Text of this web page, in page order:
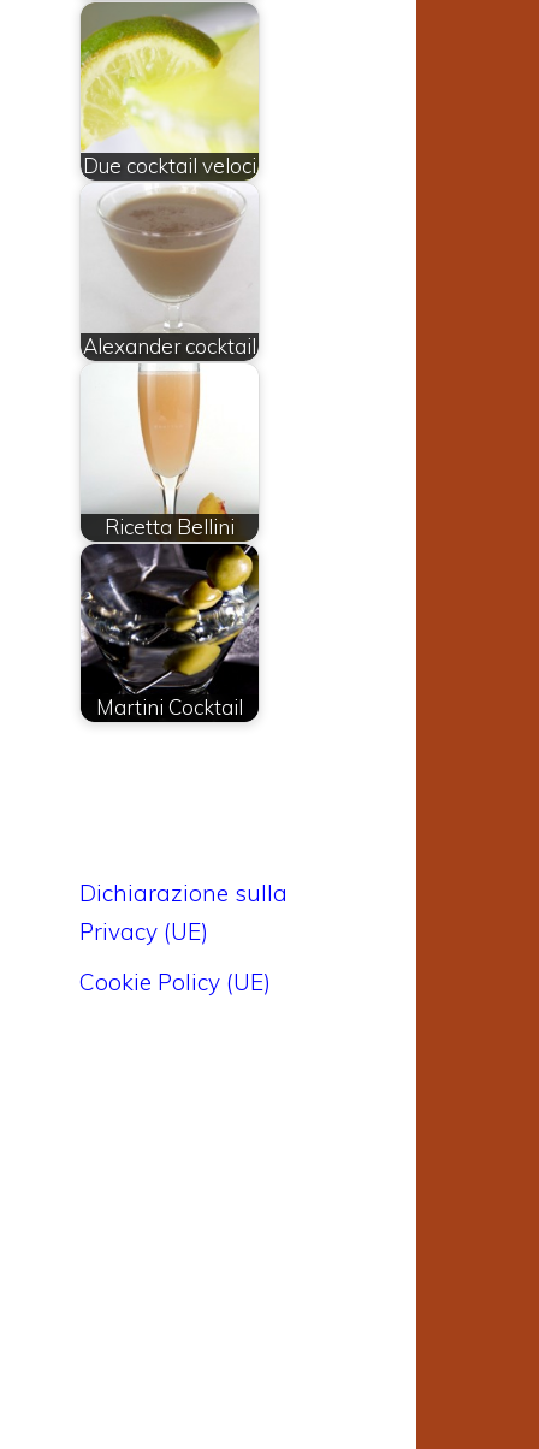
Due cocktail veloci
Alexander cocktail
Ricetta Bellini
Martini Cocktail
Dichiarazione sulla
Privacy (UE)
Cookie Policy (UE)